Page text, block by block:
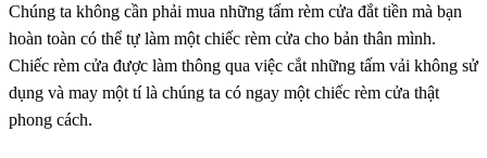
Chúng ta không cần phải mua những tấm rèm cửa đắt tiền mà bạn
hoàn toàn có thể tự làm một chiếc rèm cửa cho bản thân mình.
Chiếc rèm cửa được làm thông qua việc cắt những tấm vải không sử
dụng và may một tí là chúng ta có ngay một chiếc rèm cửa thật
phong cách.